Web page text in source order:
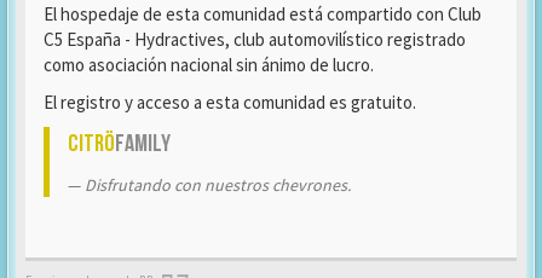
El hospedaje de esta comunidad está compartido con Club
C5 España - Hydractives, club automovilístico registrado
como asociación nacional sin ánimo de lucro.
El registro y acceso a esta comunidad es gratuito.
CitröFamily
Disfrutando con nuestros chevrones.